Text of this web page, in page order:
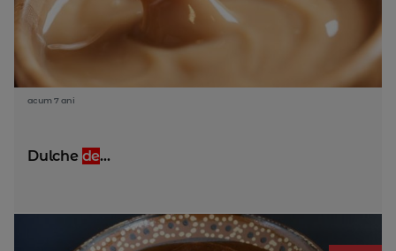
acum 7 ani
Dulche de...